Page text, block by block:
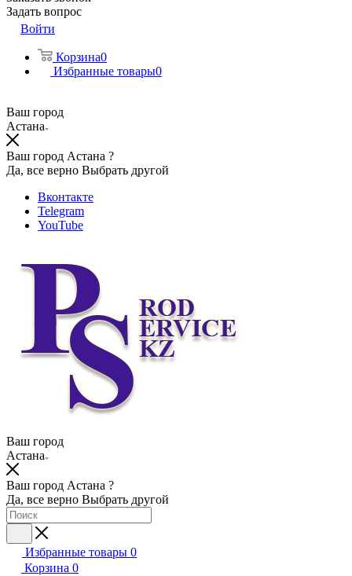
Задать вопрос
Войти
Корзина0
Избранные товары0
Ваш город
Астана
Ваш город Астана ?
Да, все верно Выбрать другой
Вконтакте
Telegram
YouTube
Ваш город
Астана
Ваш город Астана ?
Да, все верно Выбрать другой
Избранные товары 0
Корзина 0